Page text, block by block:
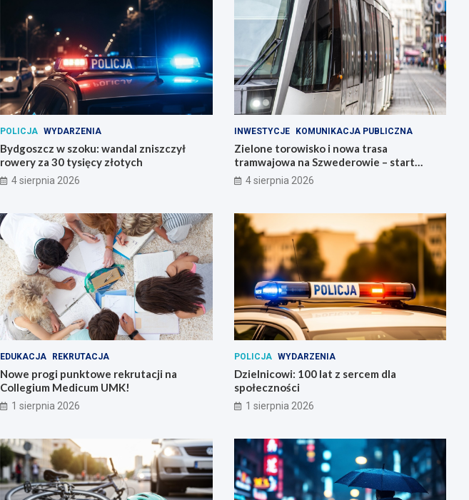
POLICJA WYDARZENIA
Bydgoszcz w szoku: wandal zniszczył
rowery za 30 tysięcy złotych
4 sierpnia 2026
INWESTYCJE KOMUNIKACJA PUBLICZNA
Zielone torowisko i nowa trasa
tramwajowa na Szwederowie – start
budowy!
4 sierpnia 2026
EDUKACJA REKRUTACJA
Nowe progi punktowe rekrutacji na
Collegium Medicum UMK!
1 sierpnia 2026
POLICJA WYDARZENIA
Dzielnicowi: 100 lat z sercem dla
społeczności
1 sierpnia 2026